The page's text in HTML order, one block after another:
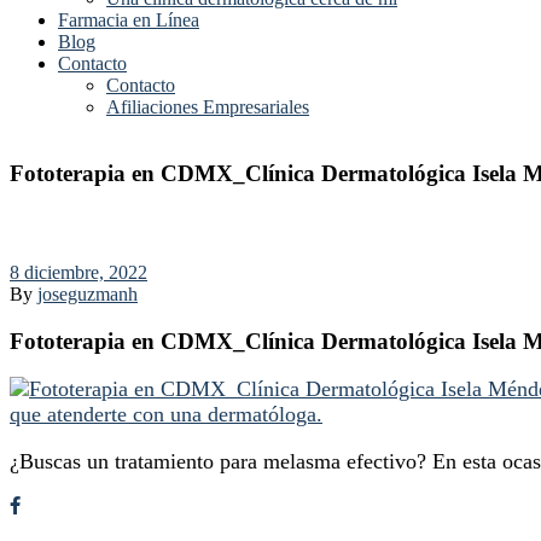
Farmacia en Línea
Blog
Contacto
Contacto
Afiliaciones Empresariales
Fototerapia en CDMX_Clínica Dermatológica Isela
8 diciembre, 2022
By joseguzmanh
Fototerapia en CDMX_Clínica Dermatológica Isela
¿Buscas un tratamiento para melasma efectivo? En esta